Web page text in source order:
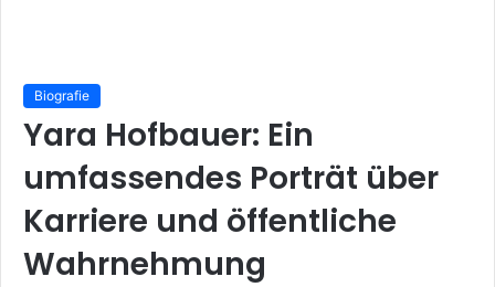
Biografie
Yara Hofbauer: Ein
umfassendes Porträt über
Karriere und öffentliche
Wahrnehmung